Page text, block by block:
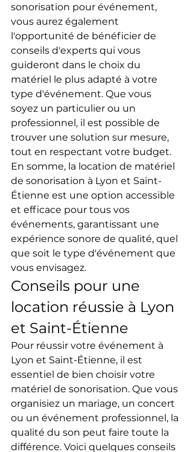
sonorisation pour événement,
vous aurez également
l'opportunité de bénéficier de
conseils d'experts qui vous
guideront dans le choix du
matériel le plus adapté à votre
type d'événement. Que vous
soyez un particulier ou un
professionnel, il est possible de
trouver une solution sur mesure,
tout en respectant votre budget.
En somme, la location de matériel
de sonorisation à Lyon et Saint-
Étienne est une option accessible
et efficace pour tous vos
événements, garantissant une
expérience sonore de qualité, quel
que soit le type d'événement que
vous envisagez.
Conseils pour une
location réussie à Lyon
et Saint-Étienne
Pour réussir votre événement à
Lyon et Saint-Étienne, il est
essentiel de bien choisir votre
matériel de sonorisation. Que vous
organisiez un mariage, un concert
ou un événement professionnel, la
qualité du son peut faire toute la
différence. Voici quelques conseils